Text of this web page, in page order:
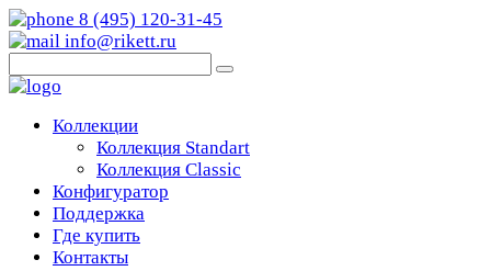
8 (495) 120-31-45
info@rikett.ru
Коллекции
Коллекция Standart
Коллекция Classic
Конфигуратор
Поддержка
Где купить
Контакты